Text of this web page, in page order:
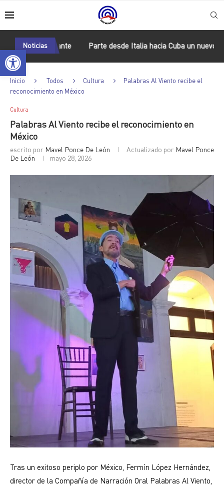
Abrir barra de herramientas
Noticias Parte desde Italia hacia Cuba un nuevo cargamento
Inicio Todos Cultura
Palabras Al Viento recibe el
reconocimiento en México
Cultura
Palabras Al Viento recibe el reconocimiento en
México
escrito por Mavel Ponce De León Actualizado por Mavel Ponce
De León
mayo 28, 2026
Tras un exitoso periplo por México, Fermín López Hernández,
director de la Compañía de Narración Oral Palabras Al Viento,